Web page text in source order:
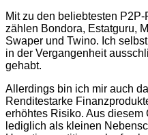
Mit zu den beliebtesten
zählen Bondora, Estatguru,
Swaper und Twino. Ich
in der Vergangenheit
gehabt.
Allerdings bin ich mir auch
Renditestarke
erhöhtes Risiko. Aus
lediglich als kleinen